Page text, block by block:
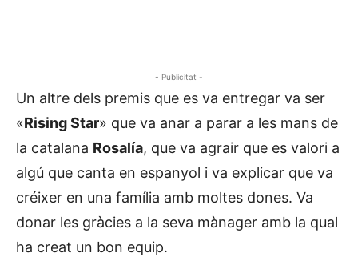
- Publicitat -
Un altre dels premis que es va entregar va ser
«Rising Star» que va anar a parar a les mans de
la catalana Rosalía, que va agrair que es valori a
algú que canta en espanyol i va explicar que va
créixer en una família amb moltes dones. Va
donar les gràcies a la seva mànager amb la qual
ha creat un bon equip.